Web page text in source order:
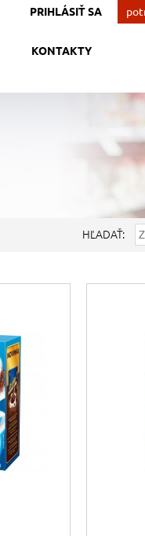
PRIHLÁSIŤ SA
KONTAKTY
HĽADAŤ: